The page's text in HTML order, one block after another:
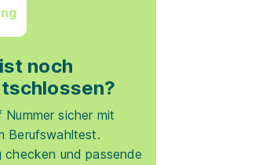
noch
Nummer sicher mit
Berufswahltest.
checken und passende